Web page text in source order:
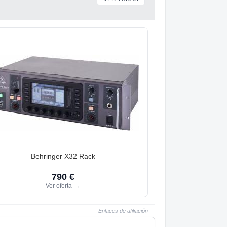
Behringer X32 Rack
790 €
Ver oferta →
Enlaces de afiliación